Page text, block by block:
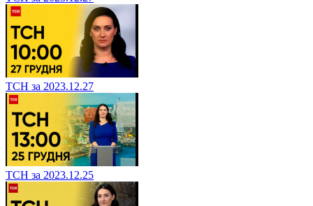
ТСН за 2023.12.27
ТСН за 2023.12.25